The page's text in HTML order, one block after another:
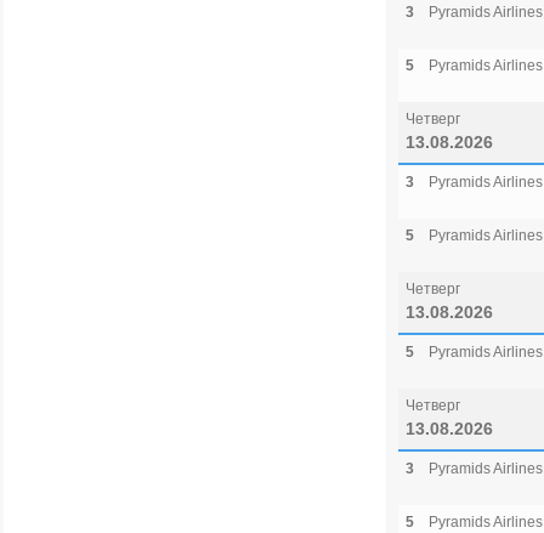
3 Pyramids Airlines
5 Pyramids Airlines
Четверг
13.08.2026
3 Pyramids Airlines
5 Pyramids Airlines
Четверг
13.08.2026
5 Pyramids Airlines
Четверг
13.08.2026
3 Pyramids Airlines
5 Pyramids Airlines